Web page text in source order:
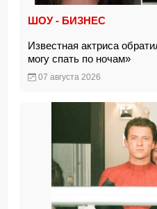
ШОУ - БИЗНЕС
Известная актриса
могу спать по ночам»
07 августа 2026